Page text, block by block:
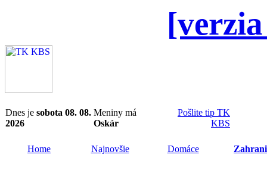
Dnes je sobota 08. 08.
2026
Meniny má
Oskár
Pošlite tip TK
KBS
Home Najnovšie Domáce